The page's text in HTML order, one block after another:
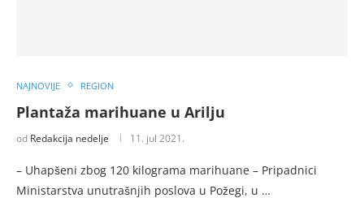
NAJNOVIJE REGION
Plantaža marihuane u Arilju
od Redakcija nedelje 11. jul 2021.
– Uhapšeni zbog 120 kilograma marihuane – Pripadnici
Ministarstva unutrašnjih poslova u Požegi, u …